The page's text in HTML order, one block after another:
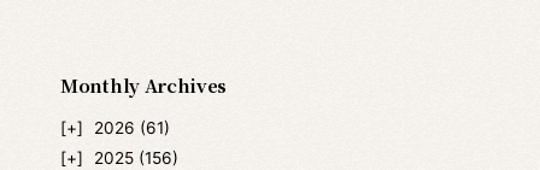
Monthly Archives
2026 (61)
2025 (156)